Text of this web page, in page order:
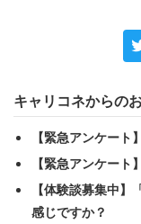
キャリコネからの
【緊急アンケー
【緊急アンケート
【体験談募集中
感じですか？